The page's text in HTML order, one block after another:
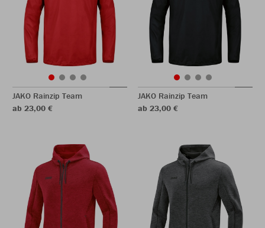
JAKO Rainzip Team
ab 23,00 €
JAKO Rainzip Team
ab 23,00 €